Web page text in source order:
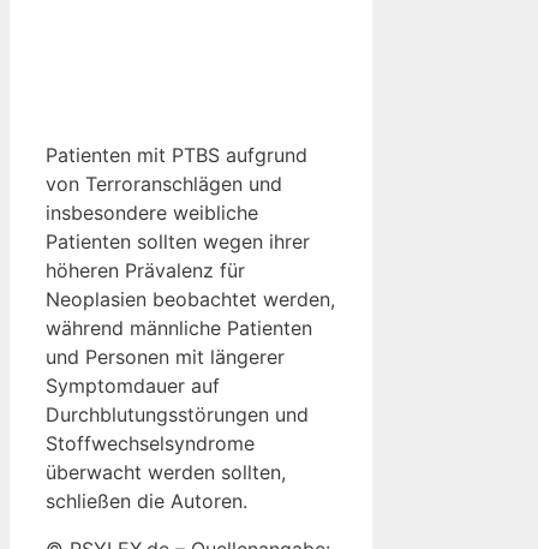
Patienten mit PTBS aufgrund
von Terroranschlägen und
insbesondere weibliche
Patienten sollten wegen ihrer
höheren Prävalenz für
Neoplasien beobachtet werden,
während männliche Patienten
und Personen mit längerer
Symptomdauer auf
Durchblutungsstörungen und
Stoffwechselsyndrome
überwacht werden sollten,
schließen die Autoren.